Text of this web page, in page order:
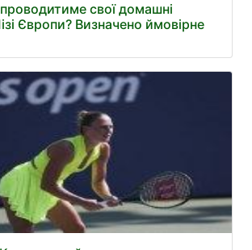
свої домашні
Європи? Визначено ймовірне